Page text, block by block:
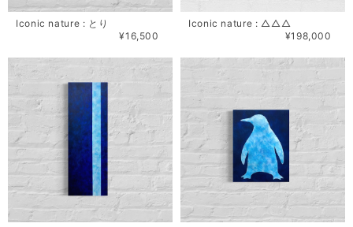
Iconic nature : とり
¥16,500
Iconic nature : △△△
¥198,000